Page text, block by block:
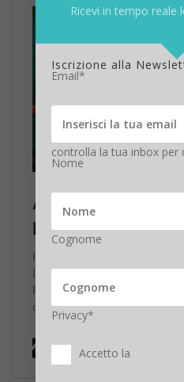
Ricevi in tempo reale
Iscrizione alla
Email*
controlla la tua inbox per
Nome
Cognome
Privacy*
Accetto la